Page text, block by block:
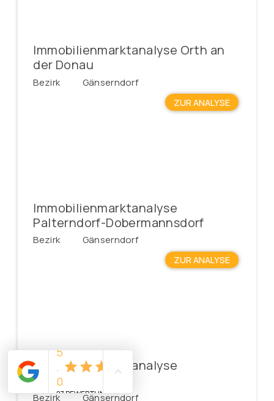
Immobilienmarktanalyse Orth an
der Donau
Bezirk Gänserndorf
ZUR ANALYSE
Immobilienmarktanalyse
Palterndorf-Dobermannsdorf
Bezirk Gänserndorf
ZUR ANALYSE
Immobilienmarktanalyse
Parbasdorf
Bezirk Gänserndorf